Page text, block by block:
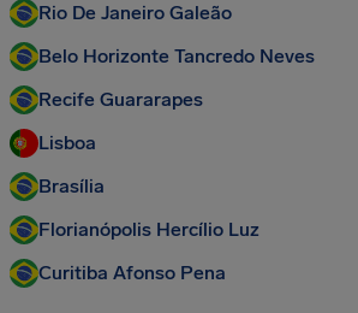
Rio De Janeiro Galeão
Belo Horizonte Tancredo Neves
Recife Guararapes
Lisboa
Brasília
Florianópolis Hercílio Luz
Curitiba Afonso Pena